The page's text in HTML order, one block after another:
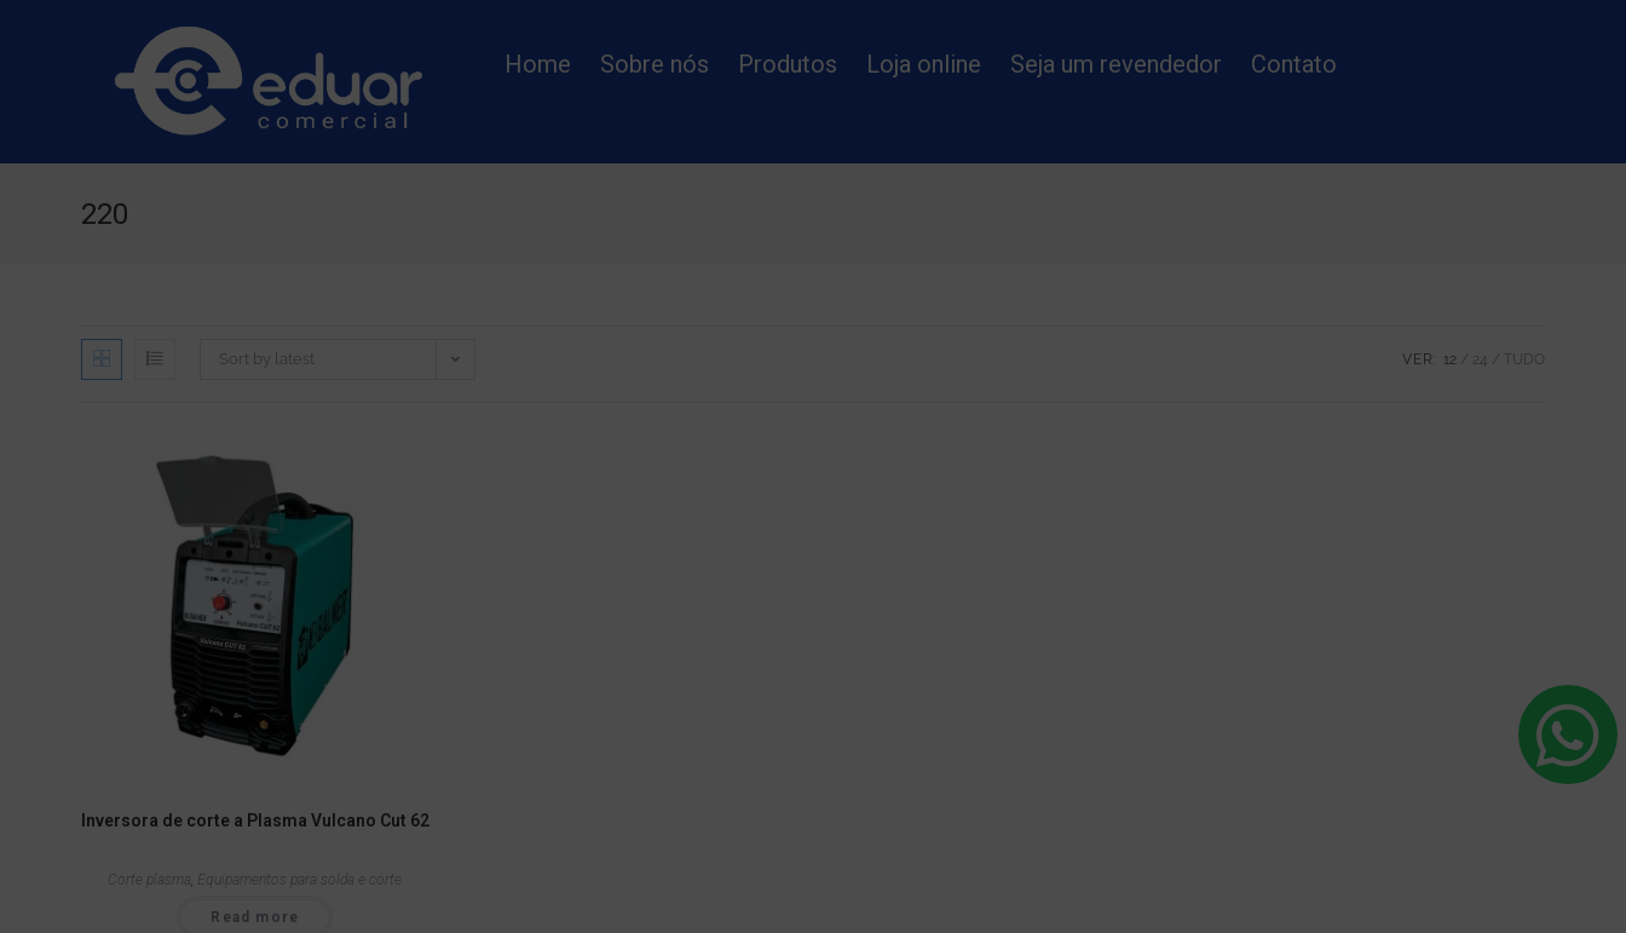
Home Sobre nós Produtos Loja online Seja um revendedor Contato
220
Sort by latest VER: 12 24 TUDO
Inversora de corte a Plasma Vulcano Cut 62
Corte plasma, Equipamentos para solda e corte
Read more